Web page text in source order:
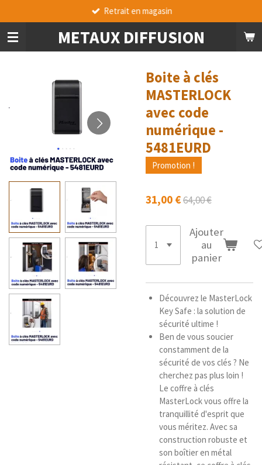
au
contenu
principal
METAUX DIFFUSION
Retrait en magasin
Boite à clés
MASTERLOCK
avec code
numérique -
5481EURD
Promotion !
31,00 €64,00 €
Ajouter
au
panier
Découvrez le MasterLock
Key Safe : la solution de
sécurité ultime !
Ben de vous soucier
constamment de la
sécurité de vos clés ? Ne
cherchez pas plus loin !
Le coffre à clés
MasterLock vous offre la
tranquillité d'esprit que
vous méritez. Avec sa
construction robuste et
son boîtier en métal